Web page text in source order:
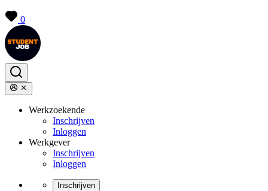
0
Werkzoekende
Inschrijven
Inloggen
Werkgever
Inschrijven
Inloggen
Inschrijven